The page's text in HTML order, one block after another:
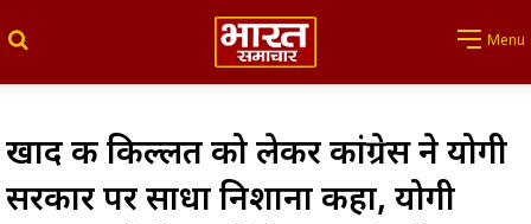
Menu
खाद की किल्लत को लेकर कांग्रेस ने योगी
सरकार पर साधा निशाना कहा, योगी